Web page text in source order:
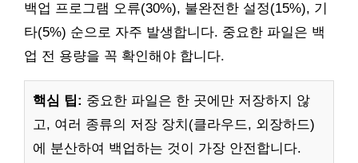
백업 프로그램 오류(30%), 불완전한 설정(15%), 기
타(5%) 순으로 자주 발생합니다. 중요한 파일은 백
업 전 용량을 꼭 확인해야 합니다.
핵심 팁: 중요한 파일은 한 곳에만 저장하지 않
고, 여러 종류의 저장 장치(클라우드, 외장하드)
에 분산하여 백업하는 것이 가장 안전합니다.